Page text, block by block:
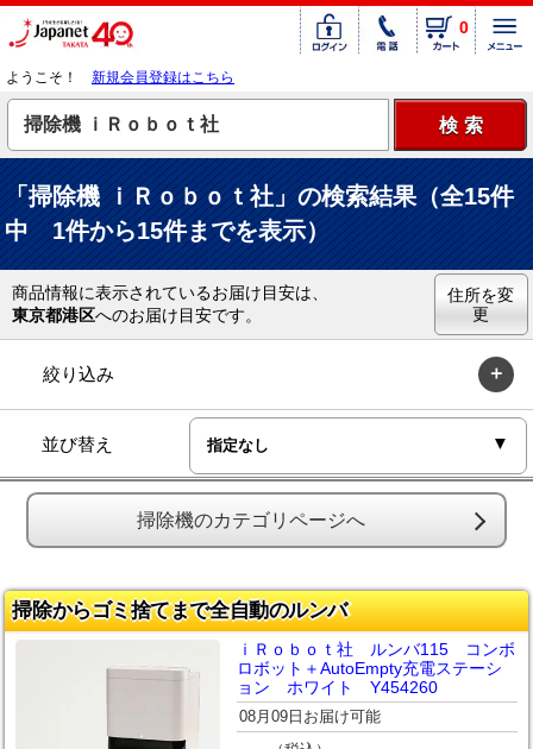
0
ようこそ！ 新規会員登録はこちら
「掃除機 ｉＲｏｂｏｔ社」の検索結果（全15件
中 1件から15件までを表示）
商品情報に表示されているお届け目安は、
東京都港区へのお届け目安です。
住所を変
更
絞り込み
並び替え
掃除機のカテゴリページへ
掃除からゴミ捨てまで全自動のルンバ
ｉＲｏｂｏｔ社 ルンバ115 コンボ
ロボット＋AutoEmpty充電ステーシ
ョン ホワイト Y454260
08月09日お届け可能